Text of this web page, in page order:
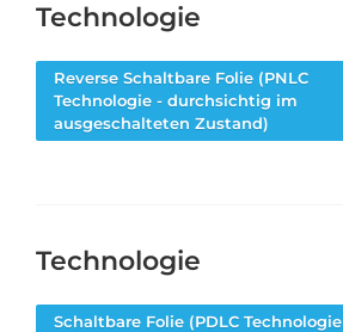
Technologie
Reverse Schaltbare Folie (PNLC
Technologie - durchsichtig im
ausgeschalteten Zustand)
Technologie
Schaltbare Folie (PDLC Technologie